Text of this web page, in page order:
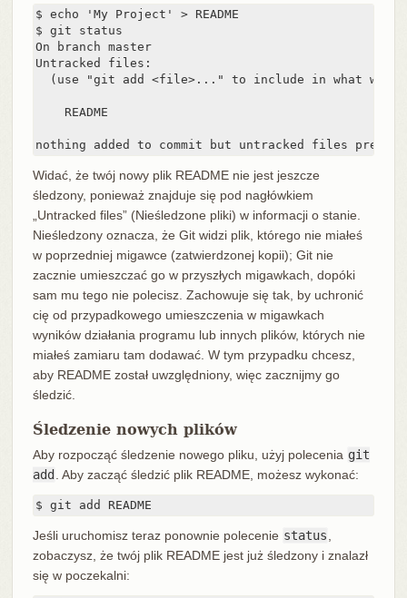
$ echo 'My Project' > README
$ git status
On branch master
Untracked files:
(use "git add <file>..." to include in what will
    README
nothing added to commit but untracked files
Widać, że twój nowy plik README nie jest jeszcze
śledzony, ponieważ znajduje się pod nagłówkiem
„Untracked files” (Nieśledzone pliki) w informacji o stanie.
Nieśledzony oznacza, że Git widzi plik, którego nie miałeś
w poprzedniej migawce (zatwierdzonej kopii); Git nie
zacznie umieszczać go w przyszłych migawkach, dopóki
sam mu tego nie polecisz. Zachowuje się tak, by uchronić
cię od przypadkowego umieszczenia w migawkach
wyników działania programu lub innych plików, których nie
miałeś zamiaru tam dodawać. W tym przypadku chcesz,
aby README został uwzględniony, więc zacznijmy go
śledzić.
Śledzenie nowych plików
Aby rozpocząć śledzenie nowego pliku, użyj polecenia git
add
. Aby zacząć śledzić plik README, możesz wykonać:
$ git add README
Jeśli uruchomisz teraz ponownie polecenie status
zobaczysz, że twój plik README jest już śledzony i znalazł
się w poczekalni: